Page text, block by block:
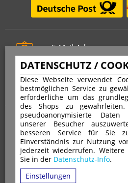
DATENSCHUTZ /
Diese Webseite verwendet
bestmöglichen Service zu
erforderliche um das
des Shops zu
pseudoanonymisierte
unserer Besucher
besseren Service für Sie
Einverständnis zur Nutzung
jederzeit wiederrufen.
Sie in der Datenschutz-Info.
Einstellungen
E-Mail-Adresse
Telefon
0221 677 812 08
Über
VERTRAG WIDERRUFEN
DATENSCHUTZ
VERSAND & ZAHLUNGSARTEN